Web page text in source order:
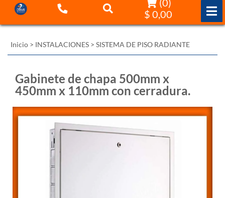
$ 0,00
Inicio > INSTALACIONES > SISTEMA DE PISO RADIANTE
Gabinete de chapa 500mm x
450mm x 110mm con cerradura.